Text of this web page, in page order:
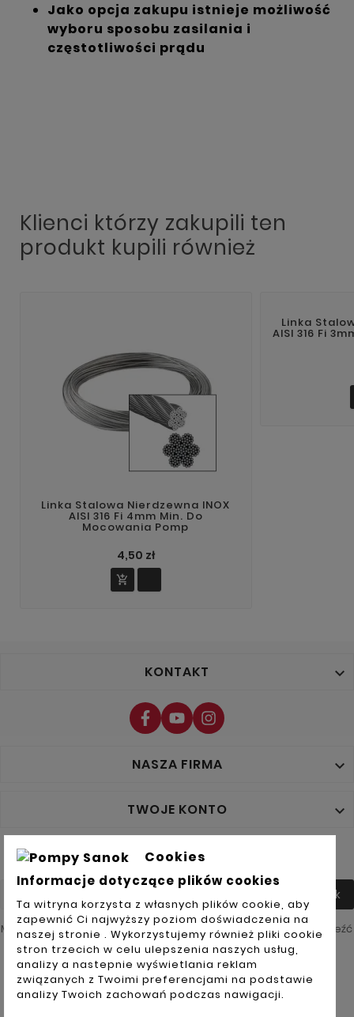
Jako opcja zakupu istnieje możliwość
wyboru sposobu zasilania i
częstotliwości prądu
Klienci którzy zakupili ten
produkt kupili również
Linka Stalowa Nierdzewna INOX
AISI 316 Fi 4mm Min. Do
Mocowania Pomp
4,50 zł

Linka
AISI 316 Fi
KONTAKT 
NASZA FIRMA 
TWOJE KONTO 
NEWSLETTER
Tak
Możesz zrezygnować w każdej chwili. W tym celu należy odnaleźć
szczegóły w naszej informacji prawnej.
Akceptuję
ogólne
warunki
użytkowania
Cookies
Informacje dotyczące plików cookies
Ta witryna korzysta z własnych plików cookie, aby
zapewnić Ci najwyższy poziom doświadczenia na
naszej stronie . Wykorzystujemy również pliki cookie
stron trzecich w celu ulepszenia naszych usług,
analizy a nastepnie wyświetlania reklam
związanych z Twoimi preferencjami na podstawie
analizy Twoich zachowań podczas nawigacji.